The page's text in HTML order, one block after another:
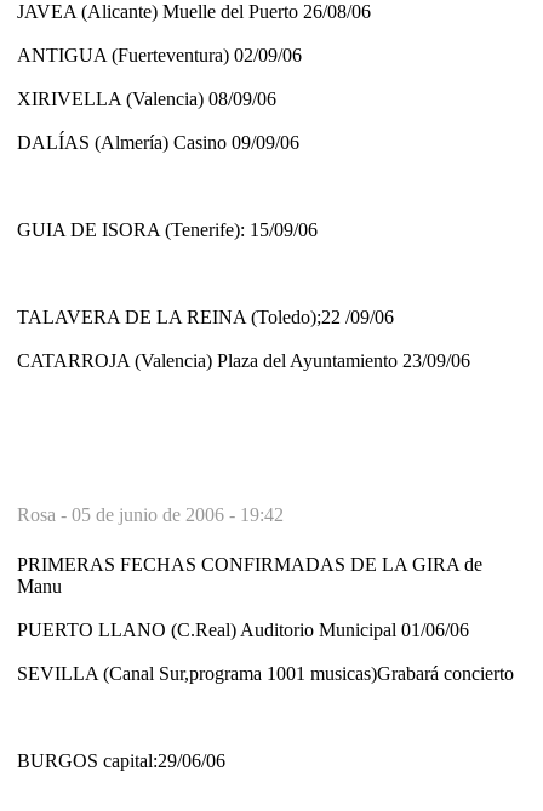
JAVEA (Alicante) Muelle del Puerto 26/08/06
ANTIGUA (Fuerteventura) 02/09/06
XIRIVELLA (Valencia) 08/09/06
DALÍAS (Almería) Casino 09/09/06
GUIA DE ISORA (Tenerife): 15/09/06
TALAVERA DE LA REINA (Toledo);22 /09/06
CATARROJA (Valencia) Plaza del Ayuntamiento 23/09/06
Rosa - 05 de junio de 2006 - 19:42
PRIMERAS FECHAS CONFIRMADAS DE LA GIRA de
Manu
PUERTO LLANO (C.Real) Auditorio Municipal 01/06/06
SEVILLA (Canal Sur,programa 1001 musicas)Grabará concierto
BURGOS capital:29/06/06